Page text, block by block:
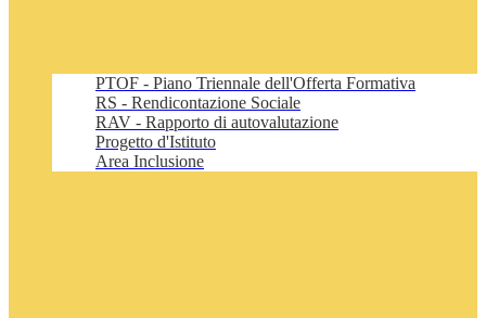
PTOF - Piano Triennale dell'Offerta Formativa
RS - Rendicontazione Sociale
RAV - Rapporto di autovalutazione
Progetto d'Istituto
Area Inclusione